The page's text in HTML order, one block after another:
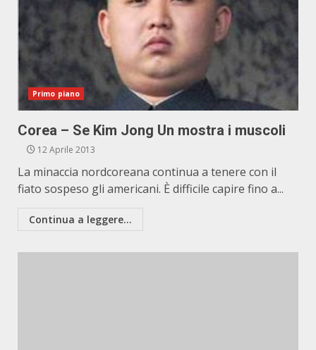
Primo piano
Corea – Se Kim Jong Un mostra i muscoli
12 Aprile 2013
La minaccia nordcoreana continua a tenere con il
fiato sospeso gli americani. È difficile capire fino a...
Continua a leggere...